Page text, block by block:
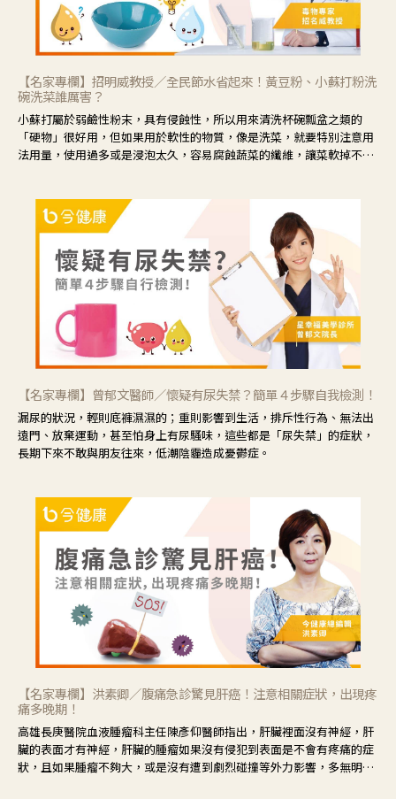
【名家專欄】招明威教授／全民節水省起來！黃豆粉、小蘇打粉洗
碗洗菜誰厲害？
小蘇打屬於弱鹼性粉末，具有侵蝕性，所以用來清洗杯碗瓢盆之類的
「硬物」很好用，但如果用於軟性的物質，像是洗菜，就要特別注意用
法用量，使用過多或是浸泡太久，容易腐蝕蔬菜的纖維，讓菜軟掉不清
【名家專欄】曾郁文醫師／懷疑有尿失禁？簡單４步驟自我檢測！
漏尿的狀況，輕則底褲濕濕的；重則影響到生活，排斥性行為、無法出
遠門、放棄運動，甚至怕身上有尿騷味，這些都是「尿失禁」的症狀，
長期下來不敢與朋友往來，低潮陰霾造成憂鬱症。
【名家專欄】洪素卿／腹痛急診驚見肝癌！注意相關症狀，出現疼
痛多晚期！
高雄長庚醫院血液腫瘤科主任陳彥仰醫師指出，肝臟裡面沒有神經，肝
臟的表面才有神經，肝臟的腫瘤如果沒有侵犯到表面是不會有疼痛的症
狀，且如果腫瘤不夠大，或是沒有遭到劇烈碰撞等外力影響，多無明顯